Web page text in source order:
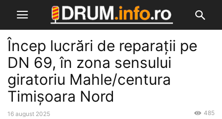
Încep lucrări de reparații pe
DN 69, în zona sensului
giratoriu Mahle/centura
Timișoara Nord
16 august 2025 485